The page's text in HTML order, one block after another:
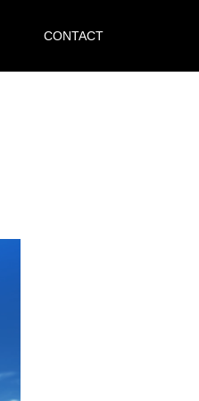
CONTACT